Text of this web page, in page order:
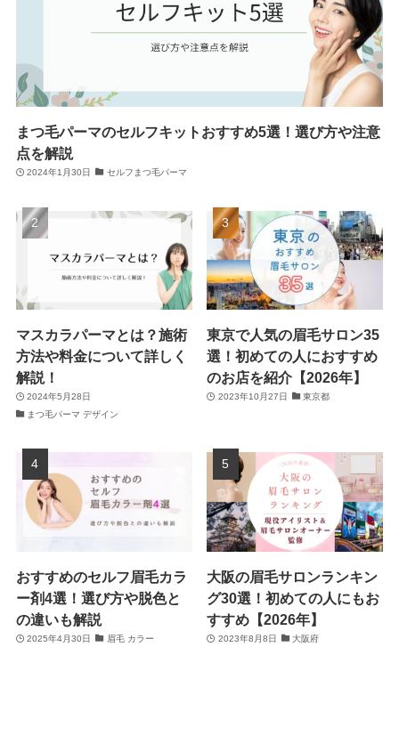
まつ毛パーマのセルフキットおすすめ5選！選び方や注意
点を解説
2024年1月30日 セルフまつ毛パーマ
マスカラパーマとは？施術
方法や料金について詳しく
解説！
2024年5月28日
まつ毛パーマ デザイン
東京で人気の眉毛サロン35
選！初めての人におすすめ
のお店を紹介【2026年】
2023年10月27日 東京都
おすすめのセルフ眉毛カラ
ー剤4選！選び方や脱色と
の違いも解説
2025年4月30日 眉毛 カラー
大阪の眉毛サロンランキン
グ30選！初めての人にもお
すすめ【2026年】
2023年8月8日 大阪府